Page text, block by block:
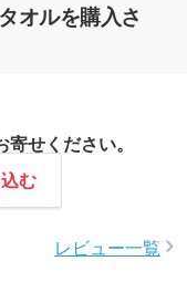
オルを購入さ
せください。
む
レビュー一覧